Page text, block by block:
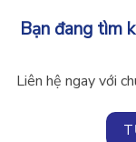
Bạn đang tìm
Liên hệ ngay với